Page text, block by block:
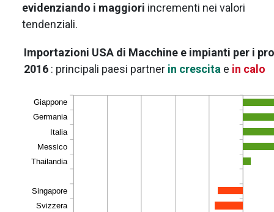
evidenziando i maggiori incrementi nei valori
tendenziali.
Importazioni USA di Macchine e impianti per i
2016 : principali paesi partner in crescita e in calo